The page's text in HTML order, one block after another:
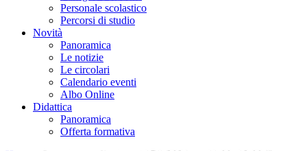
Personale scolastico
Percorsi di studio
Novità
Panoramica
Le notizie
Le circolari
Calendario eventi
Albo Online
Didattica
Panoramica
Offerta formativa